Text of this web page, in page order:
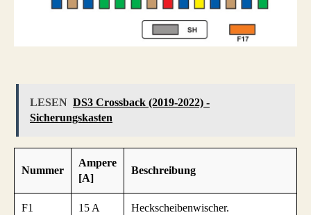
LESEN DS3 Crossback (2019-2022) -
Sicherungskasten
Nummer
Ampere
[A]
Beschreibung
F1 15 A Heckscheibenwischer.